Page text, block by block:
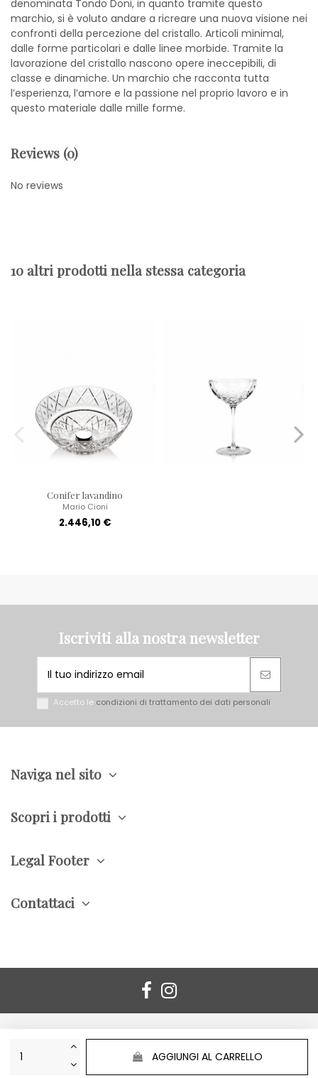
AGGIUNGI AL CARRELLO
denominata Tondo Doni, in quanto tramite questo
marchio, si è voluto andare a ricreare una nuova visione nei
confronti della percezione del cristallo. Articoli minimal,
dalle forme particolari e dalle linee morbide. Tramite la
lavorazione del cristallo nascono opere ineccepibili, di
classe e dinamiche. Un marchio che racconta tutta
l’esperienza, l’amore e la passione nel proprio lavoro e in
questo materiale dalle mille forme.
Reviews (0)
No reviews
10 altri prodotti nella stessa categoria
Conifer lavandino
Mario Cioni
2.446,10 €
Iscriviti alla nostra newsletter
Accetto le condizioni di trattamento dei dati personali
Naviga nel sito
Scopri i prodotti
Legal Footer
Contattaci